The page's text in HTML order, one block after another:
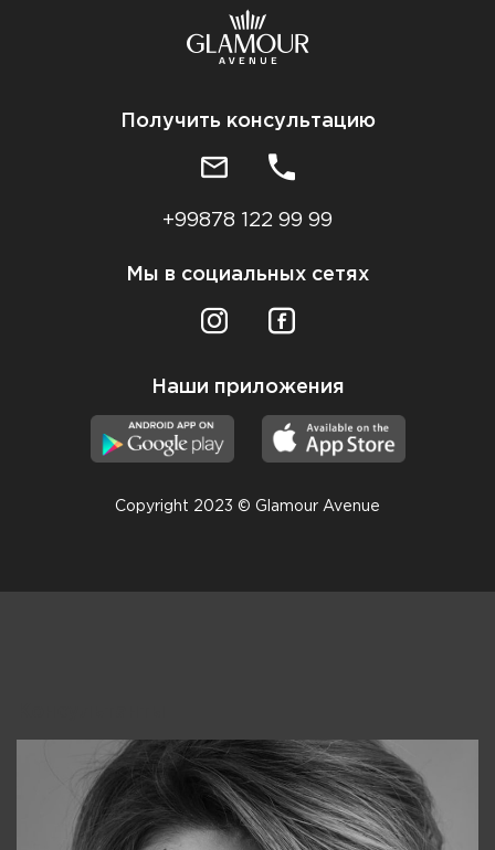
Получить консультацию
+99878 122 99 99
Мы в социальных сетях
Наши приложения
Copyright 2023 © Glamour Avenue